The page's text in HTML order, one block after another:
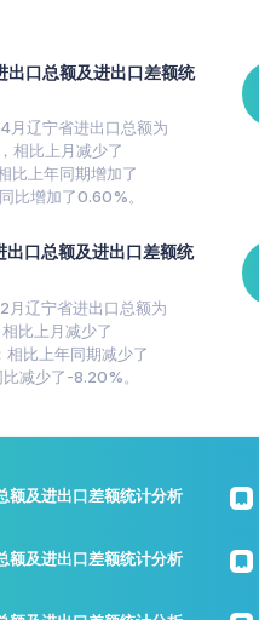
口总额及进出口差额统
月辽宁省进出口总额为
相比上月减少了
比上年同期增加了
比增加了0.60%。
口总额及进出口差额统
辽宁省进出口总额为
比上月减少了
比上年同期减少了
减少了-8.20%。
及进出口差额统计分析
及进出口差额统计分析